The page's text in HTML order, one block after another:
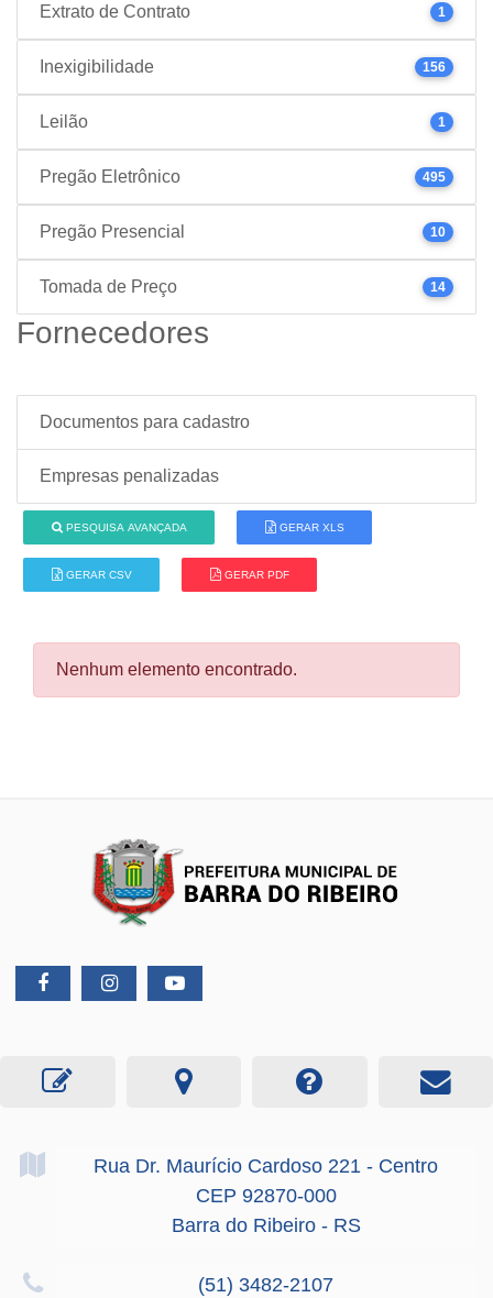
Extrato de Contrato 1
Inexigibilidade 156
Leilão 1
Pregão Eletrônico 495
Pregão Presencial 10
Tomada de Preço 14
Fornecedores
Documentos para cadastro
Empresas penalizadas
PESQUISA AVANÇADA GERAR XLS
GERAR CSV GERAR PDF
Nenhum elemento encontrado.
Rua Dr. Maurício Cardoso 221 - Centro
CEP 92870-000
Barra do Ribeiro - RS
(51) 3482-2107